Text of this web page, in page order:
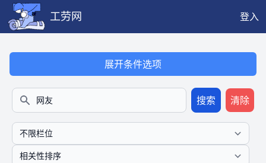
工劳网
登入
展开条件选项
搜索
搜索 清除